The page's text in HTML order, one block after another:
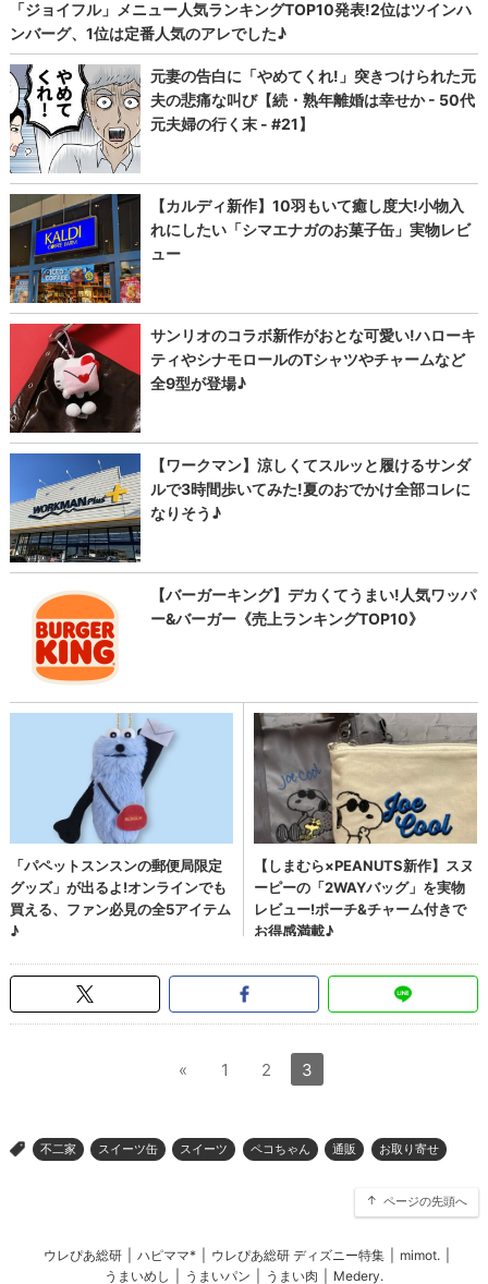
« 1 2 3
> 不二家 スイーツ缶 スイーツ ペコちゃん 通販 お取り寄せ
ページの先頭へ
ウレぴあ総研 ハピママ* ウレぴあ総研 ディズニー特集 mimot.
うまいめし
うまいパン うまい肉 Medery.